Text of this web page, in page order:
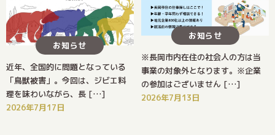
お知らせ
近年、全国的に問題となっている
「鳥獣被害」。今回は、ジビエ料
理を味わいながら、長 […]
2026年7月17日
お知らせ
※長岡市内在住の社会人の方は当
事業の対象外となります。※企業
の参加はございません […]
2026年7月13日